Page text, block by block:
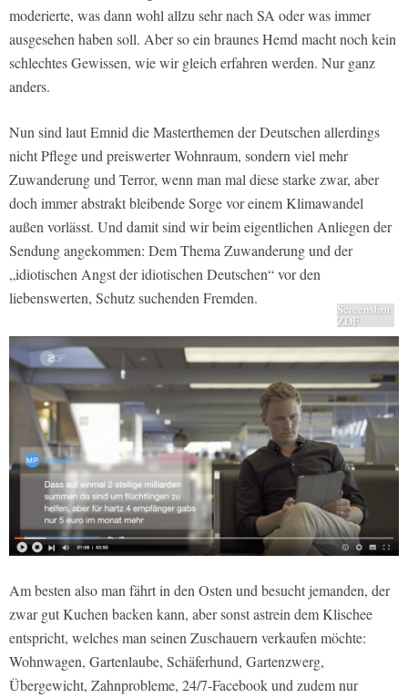
moderierte, was dann wohl allzu sehr nach SA oder was immer
ausgesehen haben soll. Aber so ein braunes Hemd macht noch kein
schlechtes Gewissen, wie wir gleich erfahren werden. Nur ganz
anders.
Nun sind laut Emnid die Masterthemen der Deutschen allerdings
nicht Pflege und preiswerter Wohnraum, sondern viel mehr
Zuwanderung und Terror, wenn man mal diese starke zwar, aber
doch immer abstrakt bleibende Sorge vor einem Klimawandel
außen vorlässt. Und damit sind wir beim eigentlichen Anliegen der
Sendung angekommen: Dem Thema Zuwanderung und der
„idiotischen Angst der idiotischen Deutschen“ vor den
liebenswerten, Schutz suchenden Fremden.
Screenshot:
ZDF
Am besten also man fährt in den Osten und besucht jemanden, der
zwar gut Kuchen backen kann, aber sonst astrein dem Klischee
entspricht, welches man seinen Zuschauern verkaufen möchte:
Wohnwagen, Gartenlaube, Schäferhund, Gartenzwerg,
Übergewicht, Zahnprobleme, 24/7-Facebook und zudem nur